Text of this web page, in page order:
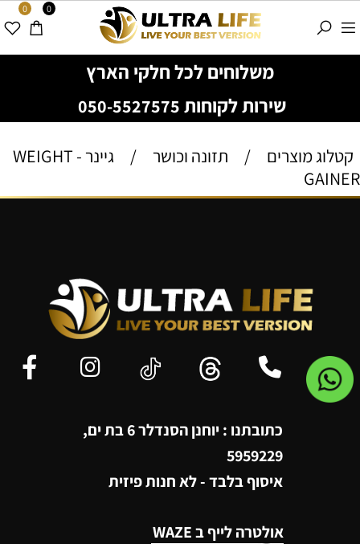
משלוחים לכל חלקי הארץ
שירות לקוחות 050-5527575
0 0
קטלוג מוצרים / תזונה וכושר /
גיינר - WEIGHT
GAINER
כתובתנו : יוחנן הסנדלר 6 בת ים,
5959229
איסוף בלבד - לא חנות פיזית
אולטרה לייף ב WAZE